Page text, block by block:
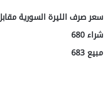
سعر صرف الليرة السورية
شراء 680
مبيع 683